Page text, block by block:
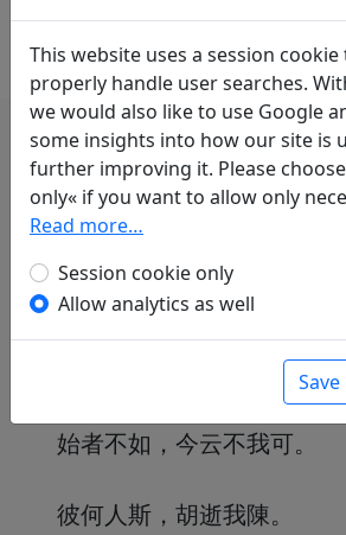
彼何人斯，其心孔艱。
胡逝我梁，不入我門。
伊誰云從，誰暴之云。
二人從行，誰為此禍。
胡逝我梁，不入唁我。
始者不如，今云不我可。
彼何人斯，胡逝我陳。
This website uses a session
properly handle user searches.
we would also like to use Google
some insights into how our site is
further improving it. Please
only« if you want to allow only
Read more…
Session cookie only
Allow analytics as well